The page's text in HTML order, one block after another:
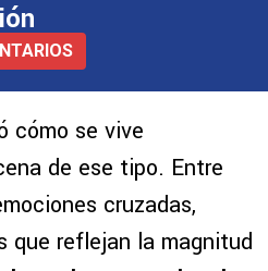
cómo se vive
de ese tipo. Entre
cruzadas,
que reflejan la magnitud